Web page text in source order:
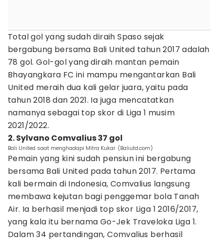
Total gol yang sudah diraih Spaso sejak
bergabung bersama Bali United tahun 2017 adalah
78 gol. Gol-gol yang diraih mantan pemain
Bhayangkara FC ini mampu mengantarkan Bali
United meraih dua kali gelar juara, yaitu pada
tahun 2018 dan 2021. Ia juga mencatatkan
namanya sebagai top skor di Liga 1 musim
2021/2022.
2. Sylvano Comvalius 37 gol
Bali United saat menghadapi Mitra Kukar. (Baliutd.com)
Pemain yang kini sudah pensiun ini bergabung
bersama Bali United pada tahun 2017. Pertama
kali bermain di Indonesia, Comvalius langsung
membawa kejutan bagi penggemar bola Tanah
Air. Ia berhasil menjadi top skor Liga 1 2016/2017,
yang kala itu bernama Go-Jek Traveloka Liga 1.
Dalam 34 pertandingan, Comvalius berhasil